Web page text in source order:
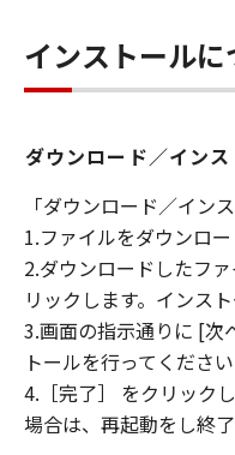
インストールに
ダウンロード／イン
「ダウンロード／イン
1.ファイルをダウンロー
2.ダウンロードしたフ
リックします。インス
3.画面の指示通りに [次
トールを行ってください
4.［完了］ をクリック
場合は、再起動をし終了